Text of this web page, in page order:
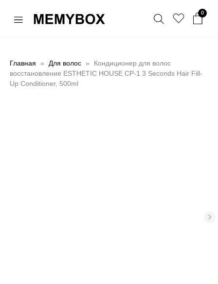
Главная Для волос
Кондиционер для волос
восстановление ESTHETIC HOUSE CP-1 3 Seconds Hair Fill-
Up Conditioner, 500ml